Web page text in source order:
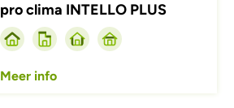
pro clima INTELLO PLUS
Meer info